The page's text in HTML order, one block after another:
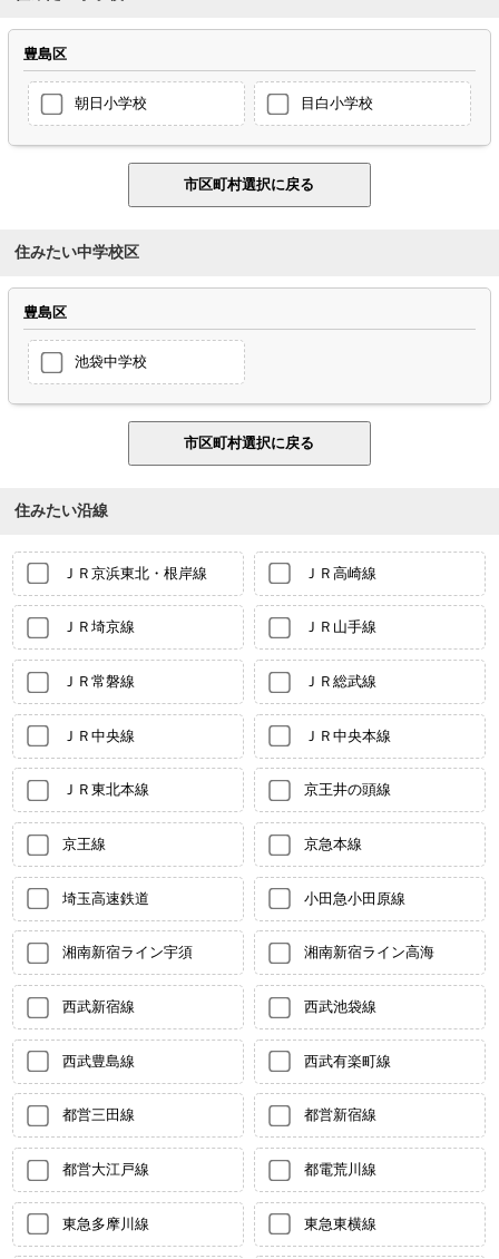
豊島区
朝日小学校 目白小学校
住みたい中学校区
豊島区
池袋中学校
住みたい沿線
ＪＲ京浜東北・根岸線 ＪＲ高崎線
ＪＲ埼京線 ＪＲ山手線
ＪＲ常磐線 ＪＲ総武線
ＪＲ中央線 ＪＲ中央本線
ＪＲ東北本線 京王井の頭線
京王線 京急本線
埼玉高速鉄道 小田急小田原線
湘南新宿ライン宇須 湘南新宿ライン高海
西武新宿線 西武池袋線
西武豊島線 西武有楽町線
都営三田線 都営新宿線
都営大江戸線 都電荒川線
東急多摩川線 東急東横線